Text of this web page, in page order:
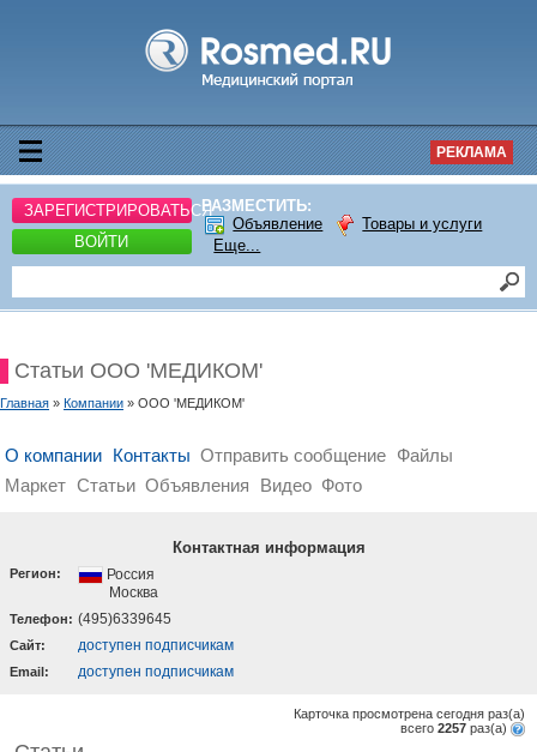
РЕКЛАМА
ЗАРЕГИСТРИРОВАТЬСЯ
ВОЙТИ
РАЗМЕСТИТЬ:
Объявление
Товары и услуги
Еще...
Статьи ООО 'МЕДИКОМ'
Главная » Компании » ООО 'МЕДИКОМ'
О компании Контакты Отправить сообщение Файлы
Маркет Статьи Объявления Видео Фото
Контактная информация
Регион:
Россия
Москва
Телефон: (495)6339645
Cайт: доступен подписчикам
Email: доступен подписчикам
Карточка просмотрена сегодня раз(a)
всего 2257 раз(a)